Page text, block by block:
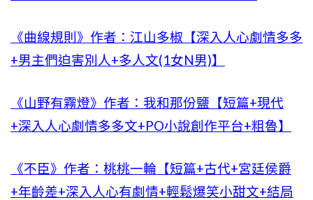
《曲線規則》作者：江山多椒【深入人心劇情多多
+男主們迫害別人+多人文(1女N男)】
《山野有霧燈》作者：我和那份鹽【短篇+現代
+深入人心劇情多多文+PO小說創作平台+粗魯】
《不臣》作者：桃桃一輪【短篇+古代+宮廷侯爵
+年齡差+深入人心有劇情+輕鬆爆笑小甜文+結局